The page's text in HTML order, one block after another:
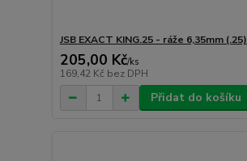
JSB EXACT KING.25 - ráže 6,35mm (.25)
205,00 Kč/ks
169,42 Kč bez DPH
Přidat do košíku